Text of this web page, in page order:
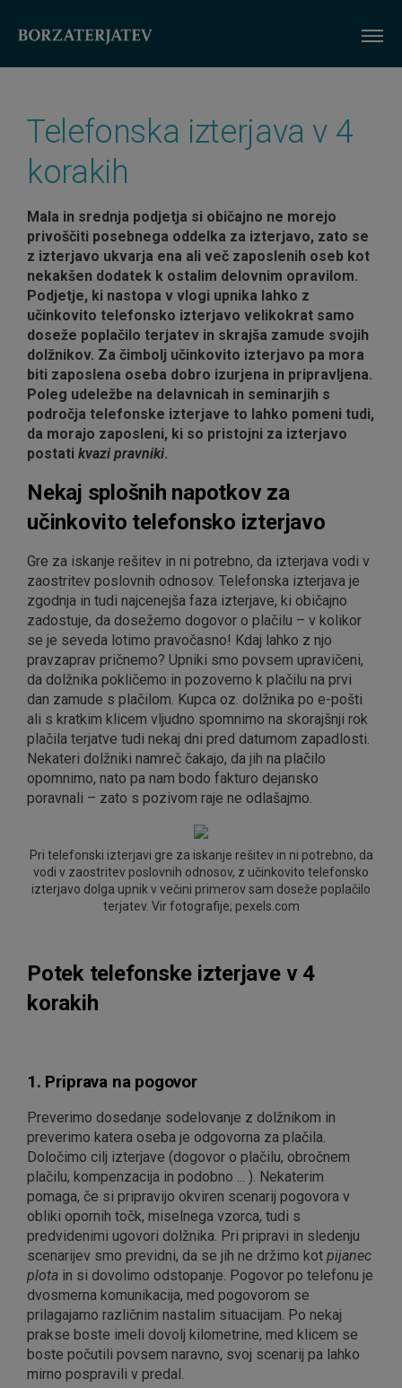
Telefonska izterjava v 4
korakih
Mala in srednja podjetja si običajno ne morejo
privoščiti posebnega oddelka za izterjavo, zato se
z izterjavo ukvarja ena ali več zaposlenih oseb kot
nekakšen dodatek k ostalim delovnim opravilom.
Podjetje, ki nastopa v vlogi upnika lahko z
učinkovito telefonsko izterjavo velikokrat samo
doseže poplačilo terjatev in skrajša zamude svojih
dolžnikov. Za čimbolj učinkovito izterjavo pa mora
biti zaposlena oseba dobro izurjena in pripravljena.
Poleg udeležbe na delavnicah in seminarjih s
področja telefonske izterjave to lahko pomeni tudi,
da morajo zaposleni, ki so pristojni za izterjavo
postati kvazi pravniki.
Nekaj splošnih napotkov za
učinkovito telefonsko izterjavo
Gre za iskanje rešitev in ni potrebno, da izterjava vodi v
zaostritev poslovnih odnosov. Telefonska izterjava je
zgodnja in tudi najcenejša faza izterjave, ki običajno
zadostuje, da dosežemo dogovor o plačilu – v kolikor
se je seveda lotimo pravočasno! Kdaj lahko z njo
pravzaprav pričnemo? Upniki smo povsem upravičeni,
da dolžnika pokličemo in pozovemo k plačilu na prvi
dan zamude s plačilom. Kupca oz. dolžnika po e-pošti
ali s kratkim klicem vljudno spomnimo na skorajšnji rok
plačila terjatve tudi nekaj dni pred datumom zapadlosti.
Nekateri dolžniki namreč čakajo, da jih na plačilo
opomnimo, nato pa nam bodo fakturo dejansko
poravnali – zato s pozivom raje ne odlašajmo.
Pri telefonski izterjavi gre za iskanje rešitev in ni potrebno, da
vodi v zaostritev poslovnih odnosov, z učinkovito telefonsko
izterjavo dolga upnik v večini primerov sam doseže poplačilo
terjatev. Vir fotografije; pexels.com
Potek telefonske izterjave v 4
korakih
1. Priprava na pogovor
Preverimo dosedanje sodelovanje z dolžnikom in
preverimo katera oseba je odgovorna za plačila.
Določimo cilj izterjave (dogovor o plačilu, obročnem
plačilu, kompenzacija in podobno ... ). Nekaterim
pomaga, če si pripravijo okviren scenarij pogovora v
obliki opornih točk, miselnega vzorca, tudi s
predvidenimi ugovori dolžnika. Pri pripravi in sledenju
scenarijev smo previdni, da se jih ne držimo kot pijanec
plota in si dovolimo odstopanje. Pogovor po telefonu je
dvosmerna komunikacija, med pogovorom se
prilagajamo različnim nastalim situacijam. Po nekaj
prakse boste imeli dovolj kilometrine, med klicem se
boste počutili povsem naravno, svoj scenarij pa lahko
mirno pospravili v predal.